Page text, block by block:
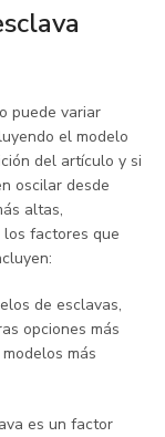
puede variar
el modelo
del artículo y si
oscilar desde
altas,
factores que
de esclavas,
opciones más
más
es un factor